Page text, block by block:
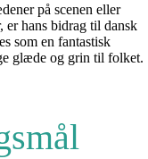
på scenen eller
er hans bidrag til dansk
som en fantastisk
glæde og grin til folket.